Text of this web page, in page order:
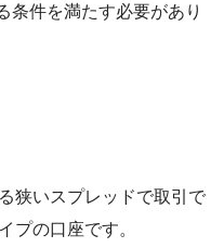
条件を満たす必要があり
狭いスプレッドで取引で
プの口座です。